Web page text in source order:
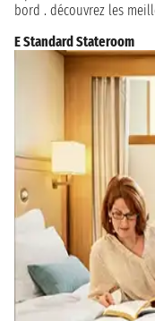
bord . découvrez les
E Standard Stateroom